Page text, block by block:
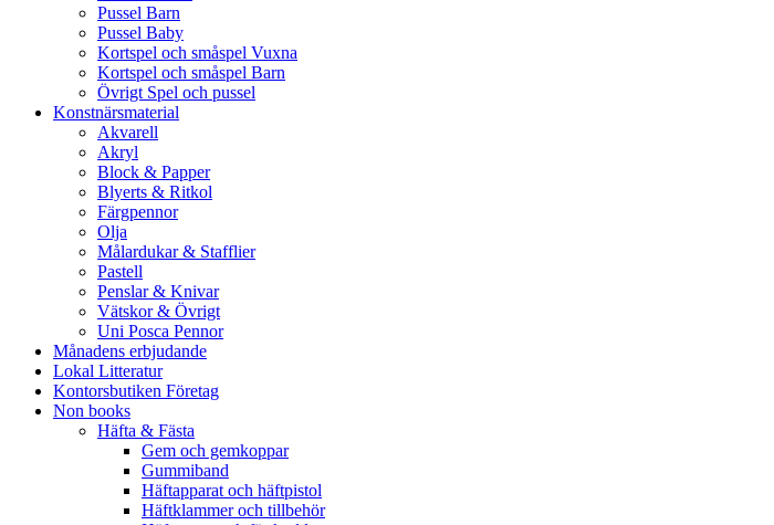
Pussel Barn
Pussel Baby
Kortspel och småspel Vuxna
Kortspel och småspel Barn
Övrigt Spel och pussel
Konstnärsmaterial
Akvarell
Akryl
Block & Papper
Blyerts & Ritkol
Färgpennor
Olja
Målardukar & Stafflier
Pastell
Penslar & Knivar
Vätskor & Övrigt
Uni Posca Pennor
Månadens erbjudande
Lokal Litteratur
Kontorsbutiken Företag
Non books
Häfta & Fästa
Gem och gemkoppar
Gummiband
Häftapparat och häftpistol
Häftklammer och tillbehör